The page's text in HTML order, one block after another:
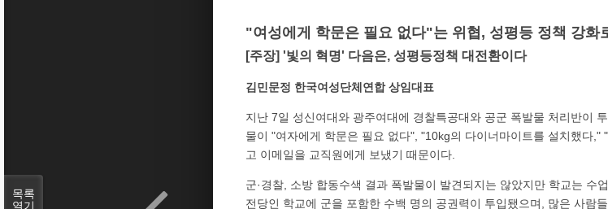
"여성에게 학문은 필요 없다"는 위협, 성평등 정책 강화
[주장] '빛의 혁명' 다음은, 성평등정책 대전환이다
김민문정 한국여성단체연합 상임대표
지난 7일 성신여대와 광주여대에 경찰특공대와 공군 폭발물 처리반이
물이 "여자에게 학문은 필요 없다", "10kg의 다이너마이트를 설치했다,"
고 이메일을 교직원에게 보냈기 때문이다.
군·경찰, 소방 합동수색 결과 폭발물이 발견되지는 않았지만 학교는 수
전당인 학교에 군을 포함한 수백 명의 공권력이 투입됐으며, 많은 사람
목록
열기